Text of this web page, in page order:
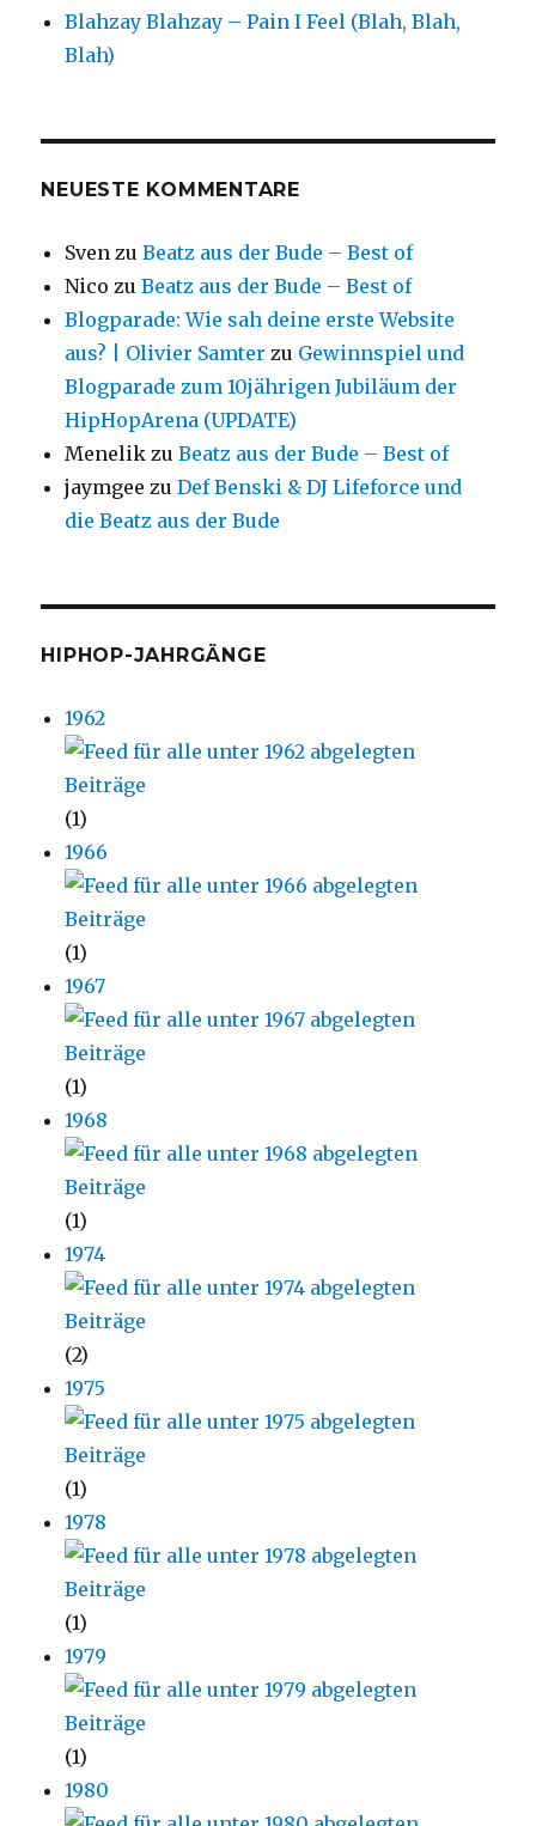
Blahzay Blahzay – Pain I Feel (Blah, Blah,
Blah)
NEUESTE KOMMENTARE
Sven zuBeatz aus der Bude – Best of
Nico zuBeatz aus der Bude – Best of
Blogparade: Wie sah deine erste Website
aus? | Olivier Samter zu Gewinnspiel und
Blogparade zum 10jährigen Jubiläum der
HipHopArena (UPDATE)
Menelik zuBeatz aus der Bude – Best of
jaymgee zuDef Benski & DJ Lifeforce und
die Beatz aus der Bude
HIPHOP-JAHRGÄNGE
1962
(1)
1966
(1)
1967
(1)
1968
(1)
1974
(2)
1975
(1)
1978
(1)
1979
(1)
1980